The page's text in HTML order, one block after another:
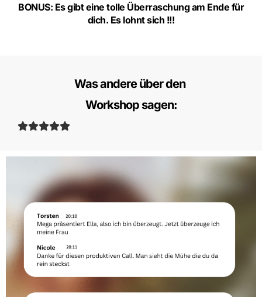
BONUS: Es gibt eine tolle Überraschung am Ende für
dich. Es lohnt sich !!!
Was andere über den
Workshop sagen: